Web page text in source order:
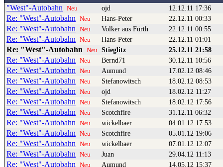
"West"-Autobahn Neu ojd 12.12.11 17:36
Re: "West"-Autobahn Neu Hans-Peter 22.12.11 00:33
Re: "West"-Autobahn Neu Volker aus Fürth 22.12.11 00:55
Re: "West"-Autobahn Neu Hans-Peter 22.12.11 01:01
Re: "West"-Autobahn Neu Stieglitz 25.12.11 21:58
Re: "West"-Autobahn Neu Bernd71 30.12.11 10:56
Re: "West"-Autobahn Neu Aumund 17.02.12 08:46
Re: "West"-Autobahn Neu Stefanowitsch 18.02.12 08:53
Re: "West"-Autobahn Neu ojd 18.02.12 11:27
Re: "West"-Autobahn Neu Stefanowitsch 18.02.12 17:56
Re: "West"-Autobahn Neu Scotchfire 31.12.11 06:32
Re: "West"-Autobahn Neu wickelbaer 04.01.12 17:53
Re: "West"-Autobahn Neu Scotchfire 05.01.12 19:06
Re: "West"-Autobahn Neu wickelbaer 07.01.12 12:07
Re: "West"-Autobahn Neu Juan 29.04.12 11:13
Re: "West"-Autobahn Neu Aumund 14.05.12 15:37